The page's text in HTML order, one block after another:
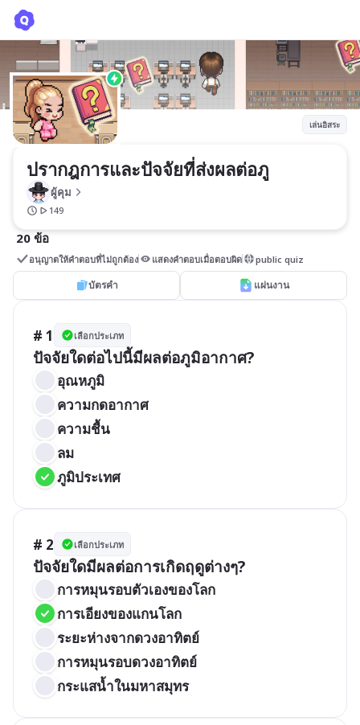
เล่นอิสระ
ปรากฎการและปัจจัยที่ส่งผลต่อภู
ผู้คุม
149
20 ข้อ
อนุญาตให้คำตอบที่ไม่ถูกต้อง แสดงคำตอบเมื่อตอบผิด public quiz
บัตรคำ แผ่นงาน
# 1 เลือกประเภท
ปัจจัยใดต่อไปนี้มีผลต่อภูมิอากาศ?
อุณหภูมิ
ความกดอากาศ
ความชื้น
ลม
ภูมิประเทศ
# 2 เลือกประเภท
ปัจจัยใดมีผลต่อการเกิดฤดูต่างๆ?
การหมุนรอบตัวเองของโลก
การเอียงของแกนโลก
ระยะห่างจากดวงอาทิตย์
การหมุนรอบดวงอาทิตย์
กระแสน้ำในมหาสมุทร